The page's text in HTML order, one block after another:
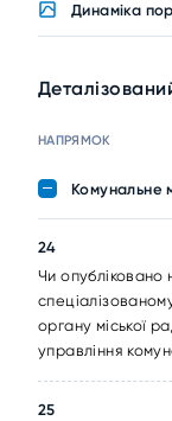
Динаміка
НАПРЯМОК
Комунальне
24
Чи опубліковано
органу міської
управління
25